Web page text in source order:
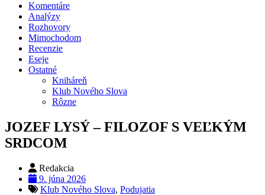
Komentáre
Analýzy
Rozhovory
Mimochodom
Recenzie
Eseje
Ostatné
Kniháreň
Klub Nového Slova
Rôzne
JOZEF LYSÝ – FILOZOF S VEĽKÝM
SRDCOM
Redakcia
9. júna 2026
Klub Nového Slova, Podujatia